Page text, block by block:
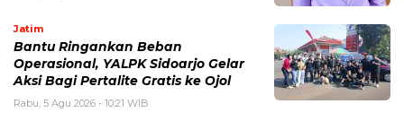
Jatim
Bantu Ringankan Beban
Operasional, YALPK Sidoarjo Gelar
Aksi Bagi Pertalite Gratis ke Ojol
Rabu, 5 Agu 2026 - 10:21 WIB